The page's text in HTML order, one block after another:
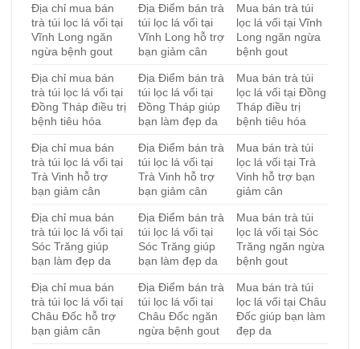
Địa chỉ mua bán
trà túi lọc lá vối tại
Vĩnh Long ngăn
ngừa bệnh gout
Địa Điểm bán trà
túi lọc lá vối tại
Vĩnh Long hỗ trợ
bạn giảm cân
Mua bán trà túi
lọc lá vối tại Vĩnh
Long ngăn ngừa
bệnh gout
Địa chỉ mua bán
trà túi lọc lá vối tại
Đồng Tháp điều trị
bệnh tiêu hóa
Địa Điểm bán trà
túi lọc lá vối tại
Đồng Tháp giúp
bạn làm đẹp da
Mua bán trà túi
lọc lá vối tại Đồng
Tháp điều trị
bệnh tiêu hóa
Địa chỉ mua bán
trà túi lọc lá vối tại
Trà Vinh hỗ trợ
bạn giảm cân
Địa Điểm bán trà
túi lọc lá vối tại
Trà Vinh hỗ trợ
bạn giảm cân
Mua bán trà túi
lọc lá vối tại Trà
Vinh hỗ trợ bạn
giảm cân
Địa chỉ mua bán
trà túi lọc lá vối tại
Sóc Trăng giúp
bạn làm đẹp da
Địa Điểm bán trà
túi lọc lá vối tại
Sóc Trăng giúp
bạn làm đẹp da
Mua bán trà túi
lọc lá vối tại Sóc
Trăng ngăn ngừa
bệnh gout
Địa chỉ mua bán
trà túi lọc lá vối tại
Châu Đốc hỗ trợ
bạn giảm cân
Địa Điểm bán trà
túi lọc lá vối tại
Châu Đốc ngăn
ngừa bệnh gout
Mua bán trà túi
lọc lá vối tại Châu
Đốc giúp bạn làm
đẹp da